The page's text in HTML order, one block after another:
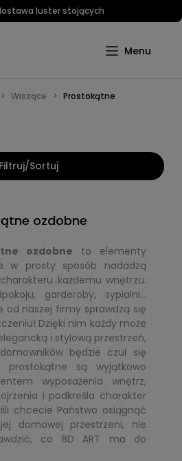
luster stojących
Wiszące Prostokątne
Filtruj/Sortuj
ozdobne
ozdobne to elementy
w prosty sposób nadadzą
każdemu wnętrzu.
garderoby, sypialni...
od naszej firmy sprawdzą się
Dzięki nim każdy może
i stylową przestrzeń,
będzie czuł się
prostokątne są wyjątkowo
wyposażenia wnętrz,
i podkreśla charakter
chcecie Państwo osiągnąć
domowej przestrzeni, nie
co BD ART ma do